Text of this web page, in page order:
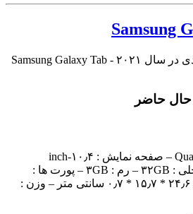
Samsung
حال حاضر
پردازنده : Qualcomm SM6115 – صفحه نمایش : ۱۰٫۴-inch
(2000×1200) – حافظه داخلی : ۳۲GB – رم : ۳GB – پورت ها :
USB-C, microSD – ابعاد : ۲۴٫۶ * ۱۵٫۷ * ۰٫۷ سانتی متر – وزن :